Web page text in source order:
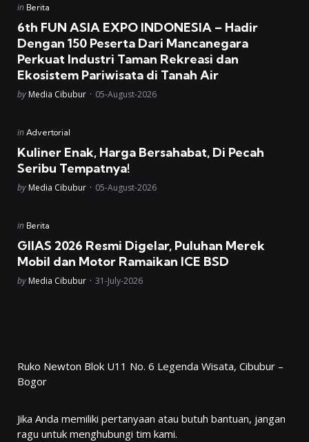
Posted
in Berita
6th FUN ASIA EXPO INDONESIA – Hadir
Dengan 150 Peserta Dari Mancanegara
Perkuat Industri Taman Rekreasi dan
Ekosistem Pariwisata di Tanah Air
Posted
by Media Cibubur 05-August-2026
Posted
in Advertorial
Kuliner Enak, Harga Bersahabat, Di Pecah
Seribu Tempatnya!
Posted
by Media Cibubur 05-August-2026
Posted
in Berita
GIIAS 2026 Resmi Digelar, Puluhan Merek
Mobil dan Motor Ramaikan ICE BSD
Posted
by Media Cibubur 31-July-2026
Ruko Newton Blok U11 No. 6 Legenda Wisata, Cibubur –
Bogor
Jika Anda memiliki pertanyaan atau butuh bantuan, jangan
ragu untuk menghubungi tim kami.